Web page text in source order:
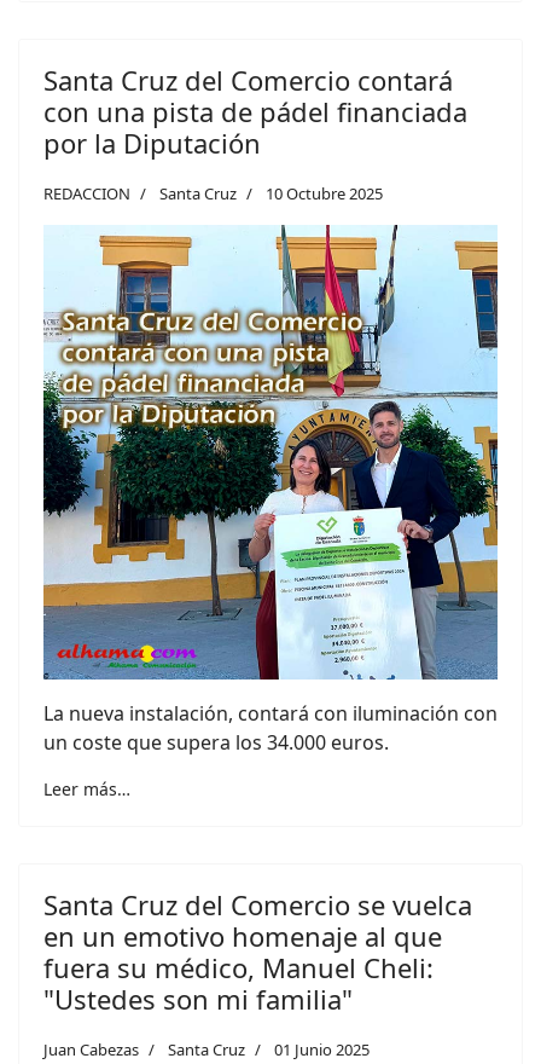
Santa Cruz del Comercio contará
con una pista de pádel financiada
por la Diputación
REDACCION Santa Cruz 10 Octubre 2025
La nueva instalación, contará con iluminación con
un coste que supera los 34.000 euros.
Leer más…
Santa Cruz del Comercio se vuelca
en un emotivo homenaje al que
fuera su médico, Manuel Cheli:
"Ustedes son mi familia"
Juan Cabezas Santa Cruz 01 Junio 2025